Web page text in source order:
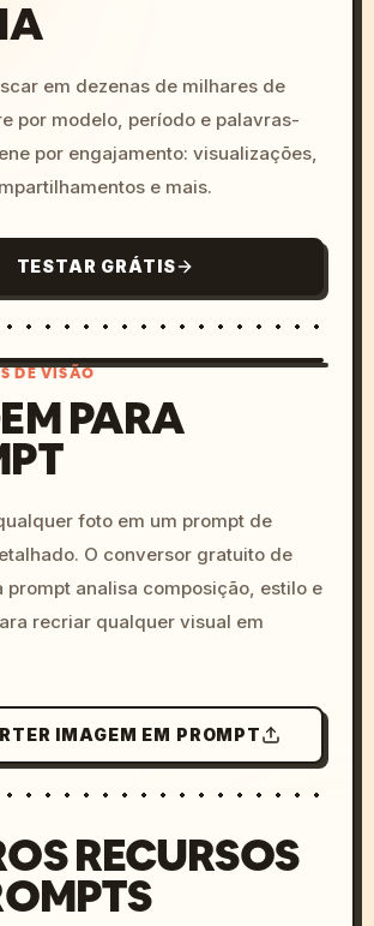
em dezenas de milhares de
por modelo, período e palavras-
por engajamento: visualizações,
e mais.
TESTAR GRÁTIS
colors, 8k --v 6.0
DE VISÃO
PARA
foto em um prompt de
O conversor gratuito de
prompt analisa composição, estilo e
recriar qualquer visual em
IMAGEM EM PROMPT
RECURSOS